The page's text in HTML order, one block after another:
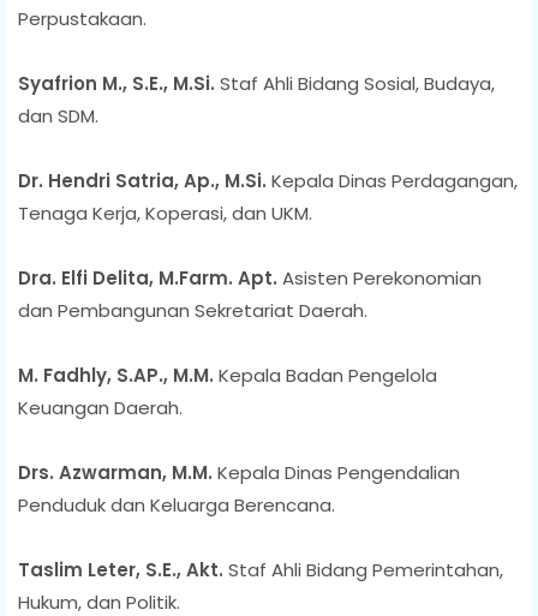
Perpustakaan.
Syafrion M., S.E., M.Si. Staf Ahli Bidang Sosial, Budaya,
dan SDM.
Dr. Hendri Satria, Ap., M.Si. Kepala Dinas Perdagangan,
Tenaga Kerja, Koperasi, dan UKM.
Dra. Elfi Delita, M.Farm. Apt. Asisten Perekonomian
dan Pembangunan Sekretariat Daerah.
M. Fadhly, S.AP., M.M. Kepala Badan Pengelola
Keuangan Daerah.
Drs. Azwarman, M.M. Kepala Dinas Pengendalian
Penduduk dan Keluarga Berencana.
Taslim Leter, S.E., Akt. Staf Ahli Bidang Pemerintahan,
Hukum, dan Politik.